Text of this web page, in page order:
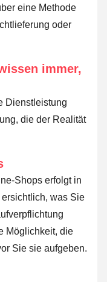
eine Methode
oder
immer,
Dienstleistung
die der Realität
Shops erfolgt in
was Sie
Möglichkeit, die
Sie sie aufgeben.